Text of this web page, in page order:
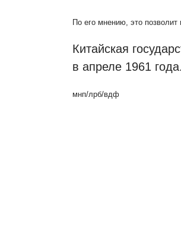
По его мнению, это позволит
Китайская
в апреле 1961 года.
мнп/лрб/вдф